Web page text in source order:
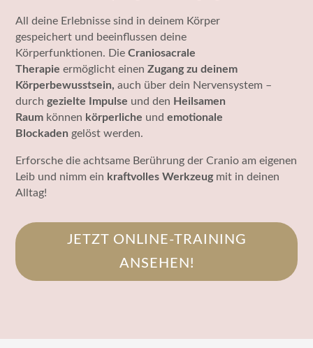
All deine Erlebnisse sind in deinem Körper
gespeichert und beeinflussen deine
Körperfunktionen. DieCraniosacrale
Therapie ermöglicht einenZugang zu deinem
Körperbewusstsein, auch über dein Nervensystem –
durchgezielte Impulse und den Heilsamen
Raum können körperliche undemotionale
Blockaden gelöst werden.
Erforsche die achtsame Berührung der Cranio am eigenen
Leib und nimm ein kraftvolles Werkzeug mit in deinen
Alltag!
JETZT ONLINE-TRAINING
ANSEHEN!